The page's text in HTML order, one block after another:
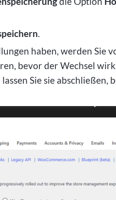
.
haben, werden Sie
bevor der Wechsel
Sie sie abschließen,